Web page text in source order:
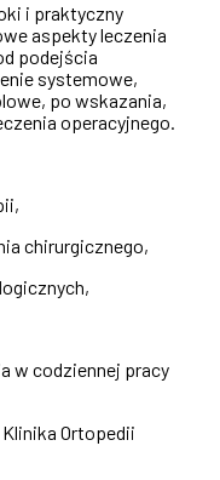
i praktyczny
aspekty leczenia
podejścia
systemowe,
po wskazania,
operacyjnego.
chirurgicznego,
w codziennej pracy
Klinika Ortopedii